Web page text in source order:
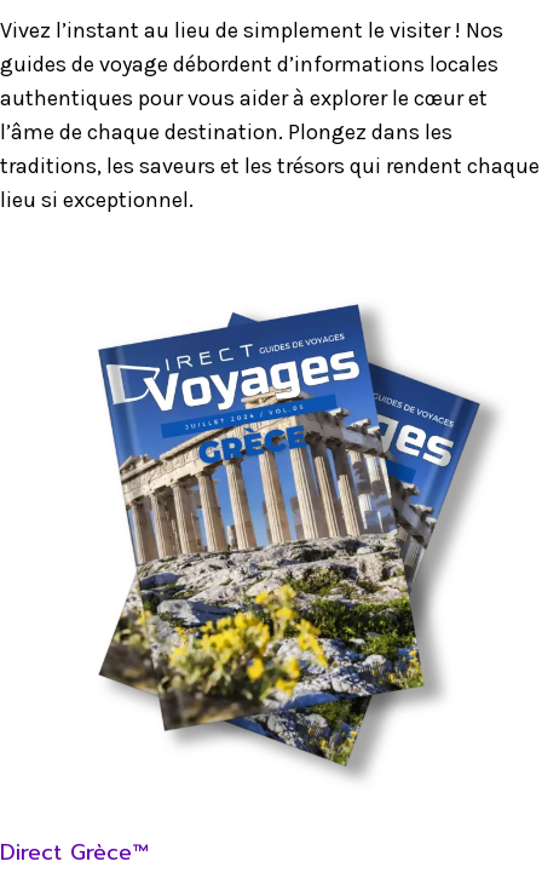
Vivez l’instant au lieu de simplement le visiter ! Nos
guides de voyage débordent d’informations locales
authentiques pour vous aider à explorer le cœur et
l’âme de chaque destination. Plongez dans les
traditions, les saveurs et les trésors qui rendent chaque
lieu si exceptionnel.
Direct Grèce™